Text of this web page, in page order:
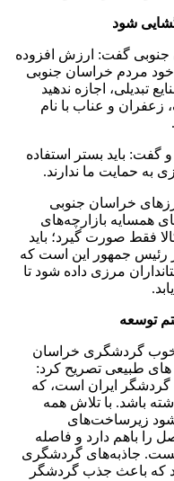
شود
جنوبی گفت: ارزش افزوده
مردم خراسان جنوبی
تبدیلی، اجازه ندهید
و عناب با نام
گفت: باید بستر استفاده
به حمایت ما ندا‌رند.
خراسان جنوبی
همسایه بازارچه‌های
فقط صورت گیرد؛ باید
رئیس جمهور این است که
مرزی داده شود تا
خوب‌ گردشگری خراسان
های طبیعی تصریح کرد:
ایران است، ‌که
باشد. ‌با تلاش همه
شود زیرساخت‌های
فراهم شود. این استان ۴ فصل را باهم دارد و فاصله
جاذبه‌های گردشگری
که باعث جذب گردشگر